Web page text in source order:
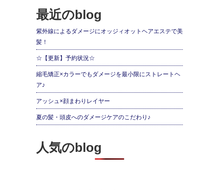
最近のblog
紫外線によるダメージにオッジィオットヘアエステで美
髪！
☆【更新】予約状況☆
縮毛矯正×カラーでもダメージを最小限にストレートヘ
ア♪
アッシュ×顔まわりレイヤー
夏の髪・頭皮へのダメージケアのこだわり♪
人気のblog